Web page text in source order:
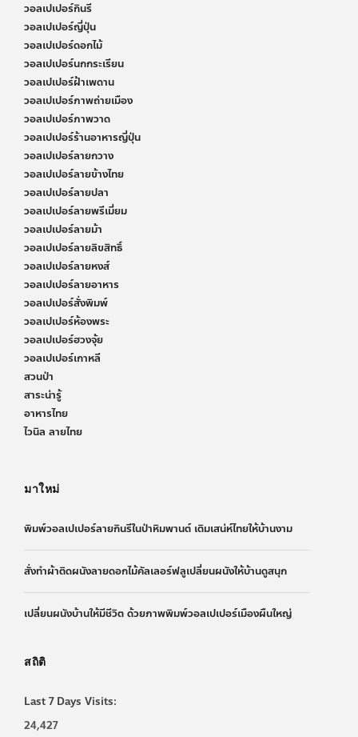
วอลเปเปอร์กินรี
วอลเปเปอร์ญี่ปุ่น
วอลเปเปอร์ดอกไม้
วอลเปเปอร์นกกระเรียน
วอลเปเปอร์ฝ้าเพดาน
วอลเปเปอร์ภาพถ่ายเมือง
วอลเปเปอร์ภาพวาด
วอลเปเปอร์ร้านอาหารญี่ปุ่น
วอลเปเปอร์ลายกวาง
วอลเปเปอร์ลายข้างไทย
วอลเปเปอร์ลายปลา
วอลเปเปอร์ลายพรีเมี่ยม
วอลเปเปอร์ลายม้า
วอลเปเปอร์ลายลิขสิทธิ์
วอลเปเปอร์ลายหงส์
วอลเปเปอร์ลายอาหาร
วอลเปเปอร์สั่งพิมพ์
วอลเปเปอร์ห้องพระ
วอลเปเปอร์ฮวงจุ้ย
วอลเปเปอร์เกาหลี
สวนป่า
สาระน่ารู้
อาหารไทย
ไวนิล ลายไทย
มาใหม่
พิมพ์วอลเปเปอร์ลายกินรีในป่าหิมพานต์ เติมเสน่ห์ไทยให้บ้านงาม
สั่งทำผ้าติดผนังลายดอกไม้คัลเลอร์ฟลูเปลี่ยนผนังให้บ้านดูสนุก
เปลี่ยนผนังบ้านให้มีชีวิต ด้วยภาพพิมพ์วอลเปเปอร์เมืองผืนใหญ่
สถิติ
Last 7 Days Visits:
24,427